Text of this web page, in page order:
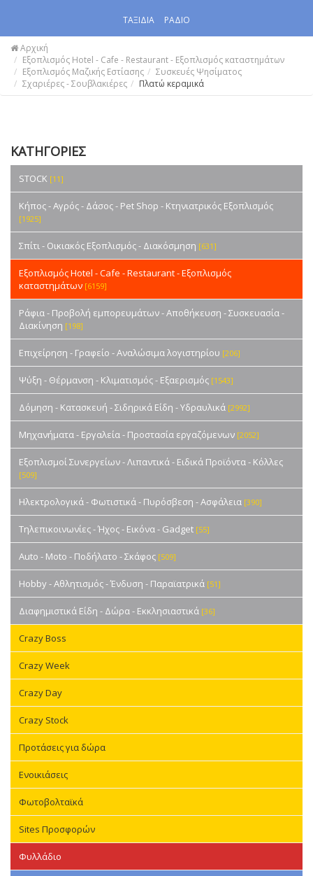
ΤΑΞΙΔΙΑ ΡΑΔΙΟ
Αρχική
Εξοπλισμός Hotel - Cafe - Restaurant - Εξοπλισμός καταστημάτων
Εξοπλισμός Μαζικής Εστίασης
Συσκευές Ψησίματος
Σχαριέρες - Σουβλακιέρες
Πλατώ κεραμικά
ΚΑΤΗΓΟΡΙΕΣ
STOCK [11]
Κήπος - Αγρός - Δάσος - Pet Shop - Κτηνιατρικός Εξοπλισμός
[1925]
Σπίτι - Οικιακός Εξοπλισμός - Διακόσμηση [631]
Εξοπλισμός Hotel - Cafe - Restaurant - Εξοπλισμός
καταστημάτων [6159]
Ράφια - Προβολή εμπορευμάτων - Αποθήκευση - Συσκευασία -
Διακίνηση [198]
Επιχείρηση - Γραφείο - Αναλώσιμα λογιστηρίου [206]
Ψύξη - Θέρμανση - Κλιματισμός - Εξαερισμός [1543]
Δόμηση - Κατασκευή - Σιδηρικά Είδη - Υδραυλικά [2992]
Μηχανήματα - Εργαλεία - Προστασία εργαζόμενων [2052]
Εξοπλισμοί Συνεργείων - Λιπαντικά - Ειδικά Προϊόντα - Κόλλες
[509]
Ηλεκτρολογικά - Φωτιστικά - Πυρόσβεση - Ασφάλεια [390]
Τηλεπικοινωνίες - Ήχος - Εικόνα - Gadget [55]
Auto - Moto - Ποδήλατο - Σκάφος [509]
Hobby - Αθλητισμός - Ένδυση - Παραϊατρικά [51]
Διαφημιστικά Είδη - Δώρα - Εκκλησιαστικά [36]
Crazy Boss
Crazy Week
Crazy Day
Crazy Stock
Προτάσεις για δώρα
Ενοικιάσεις
Φωτοβολταϊκά
Sites Προσφορών
Φυλλάδιο